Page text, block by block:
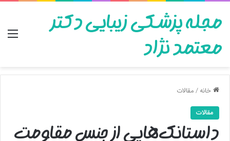
مجله پزشکی زیبایی دکتر
معتمد نژاد
خانه/مقالات
مقالات
داستانک‌هایی از جنس مقاومت